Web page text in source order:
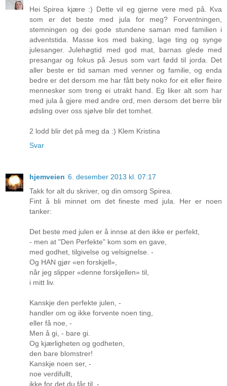
Hei Spirea kjære :) Dette vil eg gjerne vere med på. Kva
som er det beste med jula for meg? Forventningen,
stemningen og dei gode stundene saman med familien i
adventstida. Masse kos med baking, lage ting og synge
julesanger. Julehøgtid med god mat, barnas glede med
presangar og fokus på Jesus som vart fødd til jorda. Det
aller beste er tid saman med venner og familie, og enda
bedre er det dersom me har fått bety noko for eit eller fleire
mennesker som treng ei utrakt hand. Eg liker alt som har
med jula å gjere med andre ord, men dersom det berre blir
ødsling over oss sjølve blir det tomhet.
2 lodd blir det på meg da :) Klem Kristina
Svar
hjemveien 6. desember 2013 kl. 07:17
Takk for alt du skriver, og din omsorg Spirea.
Fint å bli minnet om det fineste med jula. Her er noen
tanker:
Det beste med julen er å innse at den ikke er perfekt,
- men at "Den Perfekte" kom som en gave,
med godhet, tilgivelse og velsignelse. -
Og HAN gjør «en forskjell»,
når jeg slipper «denne forskjellen» til,
i mitt liv.
Kanskje den perfekte julen, -
handler om og ikke forvente noen ting,
eller få noe, -
Men å gi, - bare gi.
Og kjærligheten og godheten,
den bare blomstrer!
Kanskje noen ser, -
noe verdifullt,
ikke for det du får til, -